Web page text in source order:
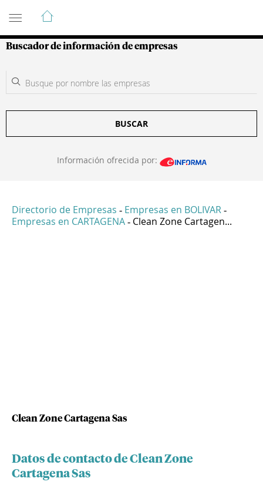
Guía de Empresas Colombianas
Buscador de información de empresas
BUSCAR
Información ofrecida por:
Directorio de Empresas - Empresas en BOLIVAR -
Empresas en CARTAGENA - Clean Zone Cartagen...
Clean Zone Cartagena Sas
Datos de contacto de Clean Zone
Cartagena Sas